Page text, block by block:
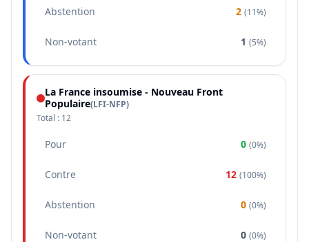
Abstention 2 (11%)
Non-votant 1 (5%)
La France insoumise - Nouveau Front
Populaire(LFI-NFP)
Total : 12
Pour 0 (0%)
Contre 12 (100%)
Abstention 0 (0%)
Non-votant 0 (0%)